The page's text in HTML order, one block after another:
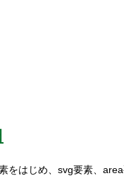
はじめ、svg要素、